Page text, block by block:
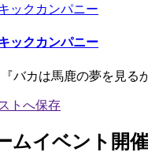
ックカンパニー
ックカンパニー
バカは馬鹿の夢を見る
ムイベント開催